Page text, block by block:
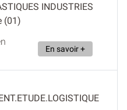
INDUSTRIES
(01)
En savoir +